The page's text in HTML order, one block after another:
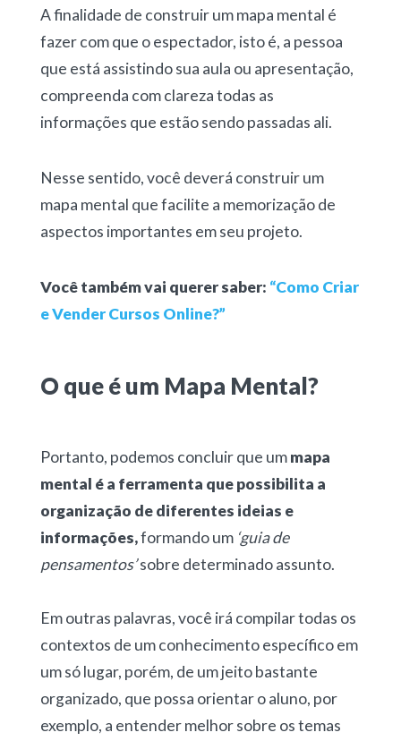
A finalidade de construir um mapa mental é
fazer com que o espectador, isto é, a pessoa
que está assistindo sua aula ou apresentação,
compreenda com clareza todas as
informações que estão sendo passadas ali.
Nesse sentido, você deverá construir um
mapa mental que facilite a memorização de
aspectos importantes em seu projeto.
Você também vai querer saber: “Como Criar
e Vender Cursos Online?”
O que é um Mapa Mental?
Portanto, podemos concluir que ummapa
mental é a ferramenta que possibilita a
organização de diferentes ideias e
informações,formando um ‘guia de
pensamentos’sobre determinado assunto.
Em outras palavras, você irá compilar todas os
contextos de um conhecimento específico em
um só lugar, porém, de um jeito bastante
organizado, que possa orientar o aluno, por
exemplo, a entender melhor sobre os temas